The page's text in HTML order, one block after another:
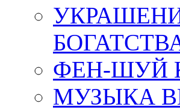
ФЕН-ШУЙ
МУЗЫКА